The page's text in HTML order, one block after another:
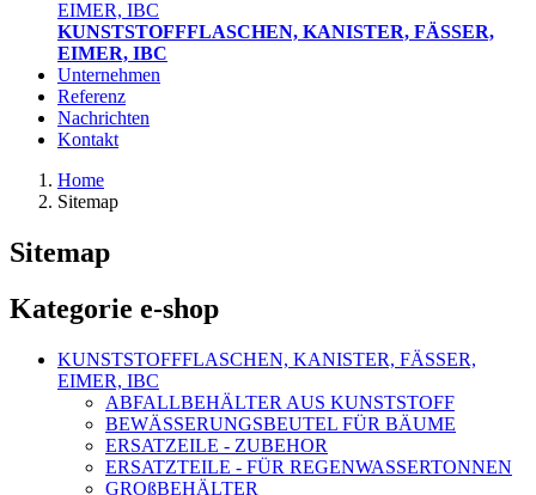
KUNSTSTOFFFLASCHEN, KANISTER, FÄSSER,
EIMER, IBC
Unternehmen
Referenz
Nachrichten
Kontakt
Home
Sitemap
Sitemap
Kategorie e-shop
KUNSTSTOFFFLASCHEN, KANISTER, FÄSSER,
EIMER, IBC
ABFALLBEHÄLTER AUS KUNSTSTOFF
BEWÄSSERUNGSBEUTEL FÜR BÄUME
ERSATZEILE - ZUBEHOR
ERSATZTEILE - FÜR REGENWASSERTONNEN
GROßBEHÄLTER